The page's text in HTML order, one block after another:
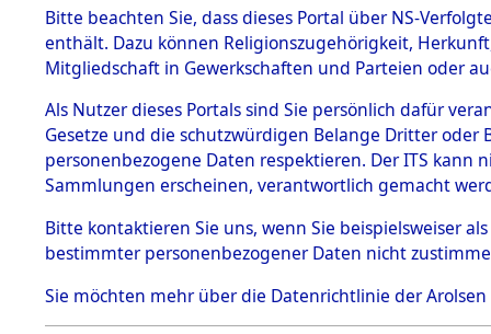
BESTÄNDE
1.
mente
5. Verschiedenes
5.3
Todesmärsche
5.3.1 Alliierte
Erhebungen
zu
Todesmärsch
en
5.3.2
die
0183
Bitte beachten Sie, dass dieses Portal über NS-
enthält. Dazu können Religionszugehörigkeit,
Mitgliedschaft in Gewerkschaften und Parteien oder
Als Nutzer dieses Portals sind Sie persönlich dafür
Gesetze und die schutzwürdigen Belange Dritter
personenbezogene Daten respektieren. Der ITS
Sammlungen erscheinen, verantwortlich gemacht
Bitte kontaktieren Sie uns, wenn Sie beispielsweiser
bestimmter personenbezogener Daten nicht
Sie möchten mehr über die Datenrichtlinie der Arolsen